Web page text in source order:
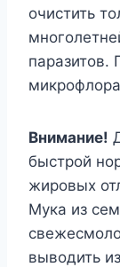
очистить
паразитов.
Внимание!
быстрой
жировых
Мука из
выводить